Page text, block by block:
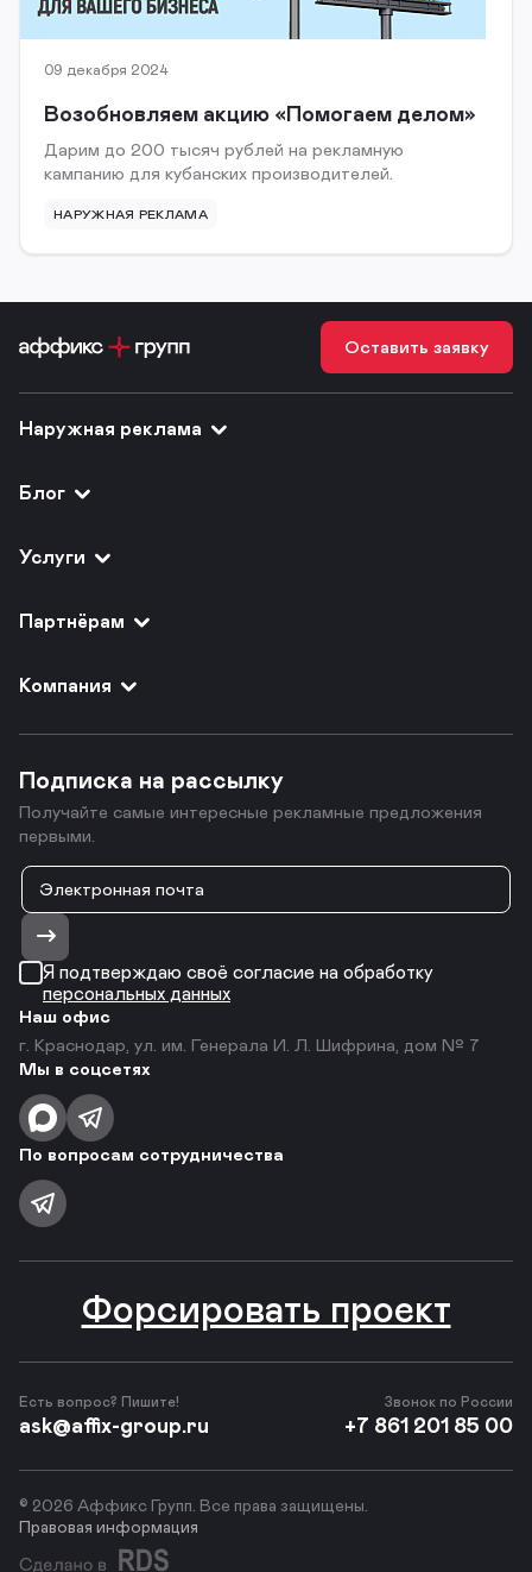
09 декабря 2024
Возобновляем акцию «Помогаем делом»
Дарим до 200 тысяч рублей на рекламную
кампанию для кубанских производителей.
НАРУЖНАЯ РЕКЛАМА
Оставить заявку
Наружная реклама
Блог
Услуги
Партнёрам
Компания
Подписка на рассылку
Получайте самые интересные рекламные предложения
первыми.
Я подтверждаю своё согласие на обработку
персональных данных
Наш офис
г. Краснодар, ул. им. Генерала И. Л. Шифрина, дом № 7
Мы в соцсетях
По вопросам сотрудничества
Есть вопрос? Пишите!
ask@affix-group.ru
Форсировать проект
Звонок по России
+7 861 201 85 00
© 2026 Аффикс Групп. Все права защищены.
Правовая информация